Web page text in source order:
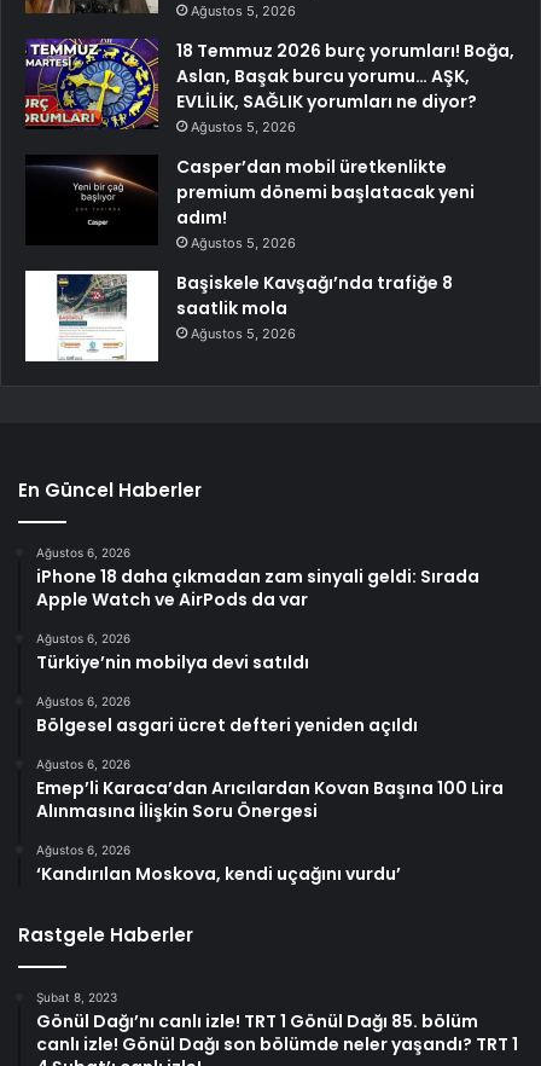
Ağustos 5, 2026
18 Temmuz 2026 burç yorumları! Boğa,
Aslan, Başak burcu yorumu… AŞK,
EVLİLİK, SAĞLIK yorumları ne diyor?
Ağustos 5, 2026
Casper’dan mobil üretkenlikte
premium dönemi başlatacak yeni
adım!
Ağustos 5, 2026
Başiskele Kavşağı’nda trafiğe 8
saatlik mola
Ağustos 5, 2026
En Güncel Haberler
Ağustos 6, 2026
iPhone 18 daha çıkmadan zam sinyali geldi: Sırada
Apple Watch ve AirPods da var
Ağustos 6, 2026
Türkiye’nin mobilya devi satıldı
Ağustos 6, 2026
Bölgesel asgari ücret defteri yeniden açıldı
Ağustos 6, 2026
Emep’li Karaca’dan Arıcılardan Kovan Başına 100 Lira
Alınmasına İlişkin Soru Önergesi
Ağustos 6, 2026
‘Kandırılan Moskova, kendi uçağını vurdu’
Rastgele Haberler
Şubat 8, 2023
Gönül Dağı’nı canlı izle! TRT 1 Gönül Dağı 85. bölüm
canlı izle! Gönül Dağı son bölümde neler yaşandı? TRT 1